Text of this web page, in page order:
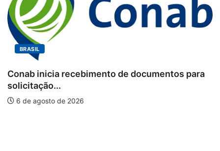
BRASIL
Conab inicia recebimento de documentos para
solicitação...
6 de agosto de 2026